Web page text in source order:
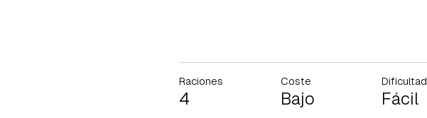
Raciones
4
Coste
Bajo
Dificultad
Fácil